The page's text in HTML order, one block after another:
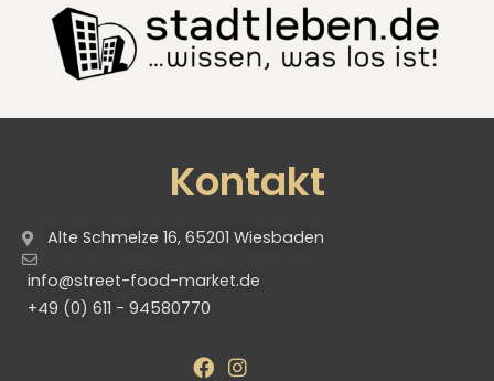
Kontakt
Alte Schmelze 16, 65201 Wiesbaden
info@street-food-market.de
+49 (0) 611 - 94580770